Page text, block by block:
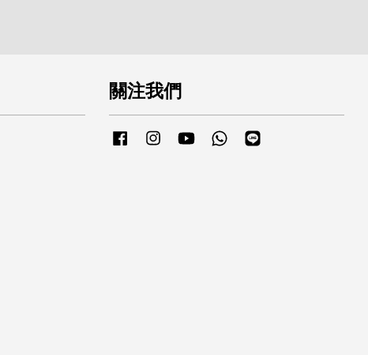
關注我們
Facebook InstagramYouTube Whatsapp